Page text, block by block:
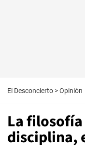
El Desconcierto >Opinión
La filosofía
disciplina,